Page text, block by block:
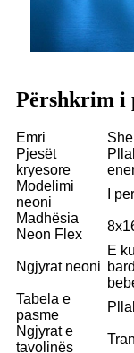
Përshkrim i
Emri
Pjesët
kryesore
Modelimi
neoni
I
Madhësia
Neon Flex
Ngjyrat neoni
E
Tabela e
pasme
Ngjyrat e
tavolinës